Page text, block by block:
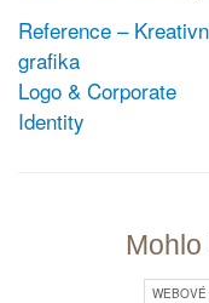
Reference –
grafika
Logo & Corporate
Identity
WEBOVÉ